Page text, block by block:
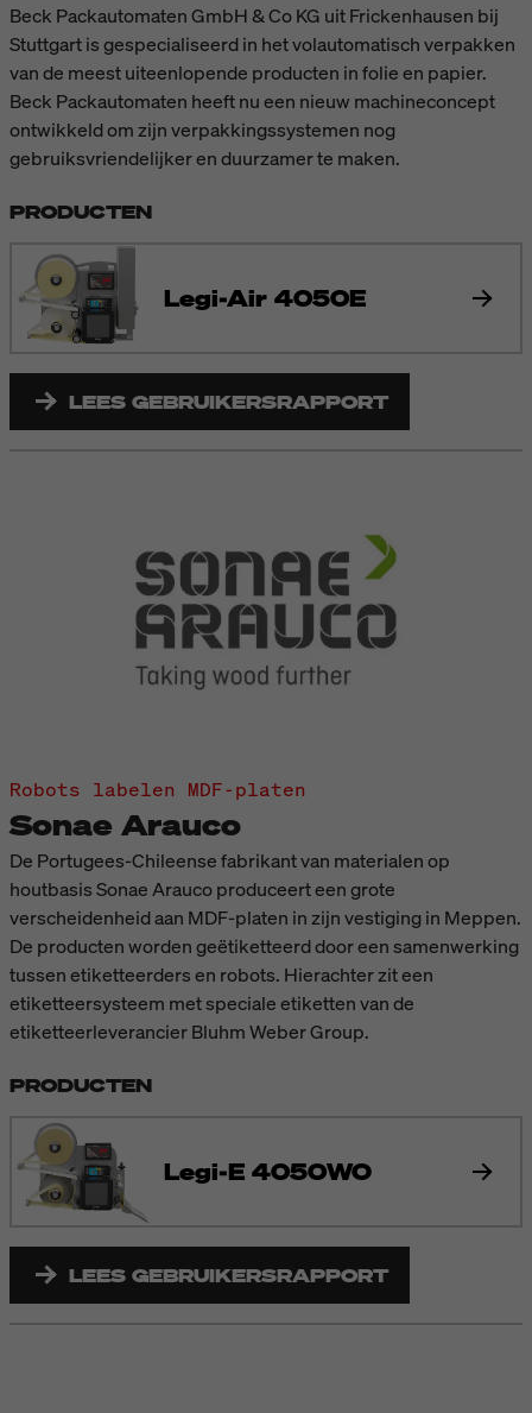
Beck Packautomaten GmbH & Co KG uit Frickenhausen bij
Stuttgart is gespecialiseerd in het volautomatisch verpakken
van de meest uiteenlopende producten in folie en papier.
Beck Packautomaten heeft nu een nieuw machineconcept
ontwikkeld om zijn verpakkingssystemen nog
gebruiksvriendelijker en duurzamer te maken.
PRODUCTEN
Legi-Air 4050E
LEES GEBRUIKERSRAPPORT
Robots labelen MDF-platen
Sonae Arauco
De Portugees-Chileense fabrikant van materialen op
houtbasis Sonae Arauco produceert een grote
verscheidenheid aan MDF-platen in zijn vestiging in Meppen.
De producten worden geëtiketteerd door een samenwerking
tussen etiketteerders en robots. Hierachter zit een
etiketteersysteem met speciale etiketten van de
etiketteerleverancier Bluhm Weber Group.
PRODUCTEN
Legi-E 4050WO
LEES GEBRUIKERSRAPPORT